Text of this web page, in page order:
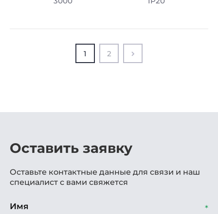
1 2
Оставить заявку
Оставьте контактные данные для связи и наш
специалист с вами свяжется